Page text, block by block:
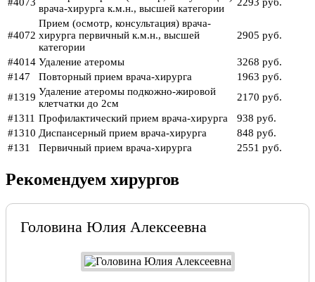
врача-хирурга к.м.н., высшей категории
#4072
Прием (осмотр, консультация) врача-
хирурга первичный к.м.н., высшей
категории
2905 руб.
#4014 Удаление атеромы
3268 руб.
#147
Повторный прием врача-хирурга
1963 руб.
#1319 Удаление атеромы подкожно-жировой
клетчатки до 2см
2170 руб.
#1311 Профилактический прием врача-хирурга
938 руб.
#1310 Диспансерный прием врача-хирурга
848 руб.
#131
Первичный прием врача-хирурга 2551 руб.
Рекомендуем хирургов
Головина Юлия Алексеевна